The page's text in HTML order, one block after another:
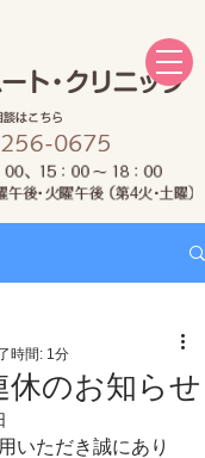
休のお知らせ
時間: 1分
いただき誠にあり